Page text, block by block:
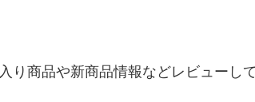
り商品や新商品情報などレビ ューし